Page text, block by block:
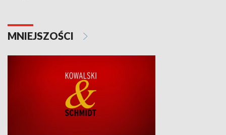
MNIEJSZOŚCI